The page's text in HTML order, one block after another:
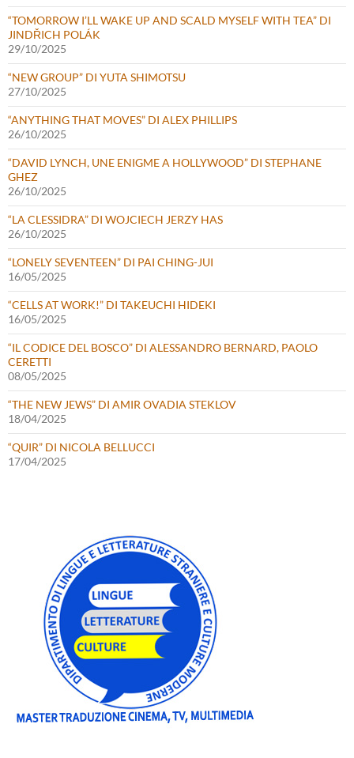
“TOMORROW I’LL WAKE UP AND SCALD MYSELF WITH TEA” DI
JINDŘICH POLÁK
29/10/2025
“NEW GROUP” DI YUTA SHIMOTSU
27/10/2025
“ANYTHING THAT MOVES” DI ALEX PHILLIPS
26/10/2025
“DAVID LYNCH, UNE ENIGME A HOLLYWOOD” DI STEPHANE
GHEZ
26/10/2025
“LA CLESSIDRA” DI WOJCIECH JERZY HAS
26/10/2025
“LONELY SEVENTEEN” DI PAI CHING-JUI
16/05/2025
“CELLS AT WORK!” DI TAKEUCHI HIDEKI
16/05/2025
“IL CODICE DEL BOSCO” DI ALESSANDRO BERNARD, PAOLO
CERETTI
08/05/2025
“THE NEW JEWS” DI AMIR OVADIA STEKLOV
18/04/2025
“QUIR” DI NICOLA BELLUCCI
17/04/2025